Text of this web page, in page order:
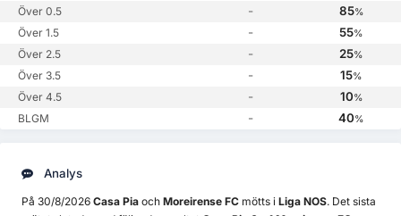
Över 0.5 - 85%
Över 1.5 - 55%
Över 2.5 - 25%
Över 3.5 - 15%
Över 4.5 - 10%
BLGM - 40%
Analys
På 30/8/2026 Casa Pia och Moreirense FC mötts i Liga NOS. Det sista